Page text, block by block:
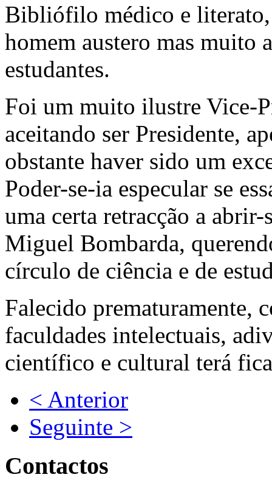
Bibliófilo médico e
homem austero mas muito
estudantes.
Foi um muito ilustre Vice-
aceitando ser Presidente,
obstante haver sido um
Poder-se-ia especular se
uma certa retracção a
Miguel Bombarda,
círculo de ciência e de
Falecido prematuramente,
faculdades intelectuais,
científico e cultural terá
< Anterior
Seguinte >
Contactos